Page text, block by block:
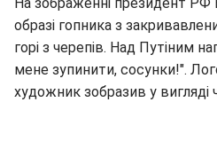
На зображенні президент РФ
образі гопника з
горі з черепів. Над Путіним
мене зупинити, сосунки!".
художник зобразив у вигляді